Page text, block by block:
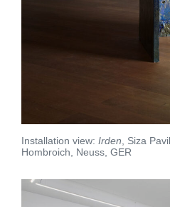
Installation view: Irden , Siza
Hombroich, Neuss, GER